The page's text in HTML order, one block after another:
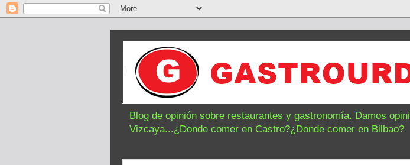
Blog de opinión sobre restaurantes y gastronomía. Damos
Vizcaya...¿Donde comer en Castro?¿Donde comer en Bilbao?